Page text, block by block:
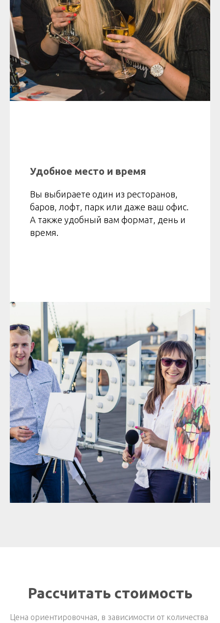
Удобное место и время
Вы выбираете один из ресторанов,
баров, лофт, парк или даже ваш офис.
А также удобный вам формат, день и
время.
Рассчитать стоимость
Цена ориентировочная, в зависимости от количества